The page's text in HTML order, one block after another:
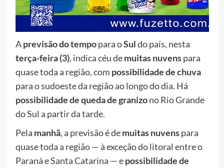
Aprevisão do tempopara oSuldo país, nesta
terça-feira (3), indica céu demuitas nuvenspara
quase toda a região, com possibilidade de chuva
para o sudoeste da região ao longo do dia. Há
possibilidade de queda de granizono Rio Grande
do Sul a partir da tarde.
Pela manhã, a previsão é demuitas nuvenspara
quase toda a região — à exceção do litoral entre o
Paraná e Santa Catarina — epossibilidade de